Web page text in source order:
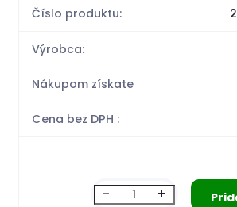
Číslo produktu:
Výrobca:
Nákupom získate
Cena bez DPH :
- +